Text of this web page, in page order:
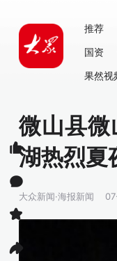
推荐
国资
果然视
微山县
湖热烈夏
大众新闻·海报新闻